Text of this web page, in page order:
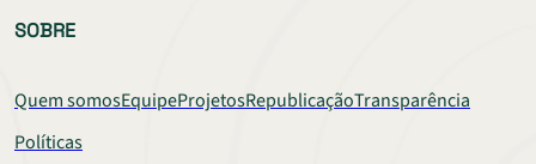
SOBRE
Quem somosEquipeProjetosRepublicaçãoTransparência
Políticas